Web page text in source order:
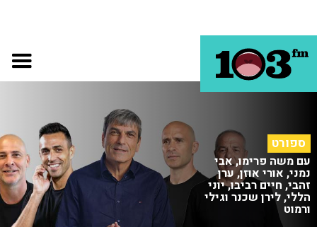
ספורט
עם משה פרימו, אבי
נמני, אורי אוזן, ערן
זהבי, חיים רביבו, יוני
הללי, לירן שכנר וגילי
ורמוט